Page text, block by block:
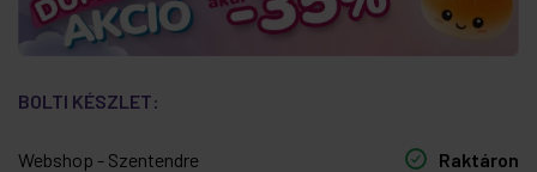
BOLTI KÉSZLET:
Webshop - Szentendre Raktáron